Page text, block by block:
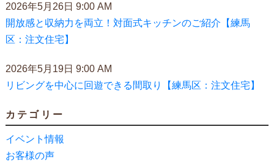
2026年5月26日 9:00 AM
開放感と収納力を両立！対面式キッチンのご紹介【練馬
区：注文住宅】
2026年5月19日 9:00 AM
リビングを中心に回遊できる間取り【練馬区：注文住宅】
カテゴリー
イベント情報
お客様の声